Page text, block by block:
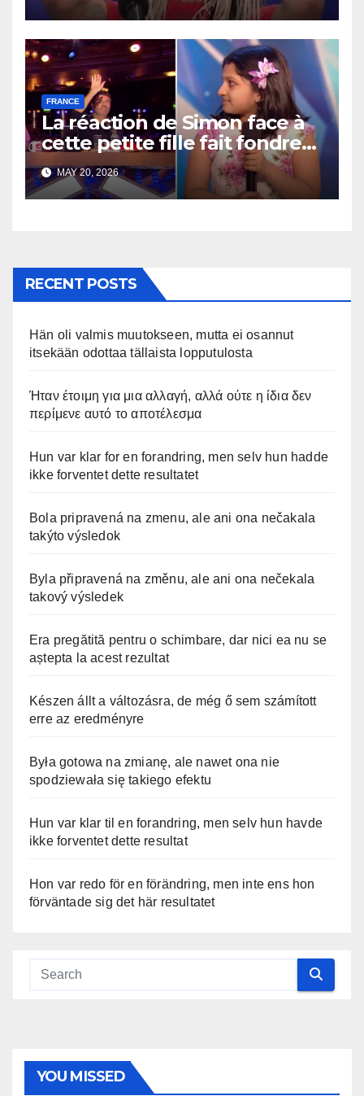
FRANCE
La réaction de Simon face à
cette petite fille fait fondre
les cœurs partout dans le
monde
MAY 20, 2026
RECENT POSTS
Hän oli valmis muutokseen, mutta ei osannut
itsekään odottaa tällaista lopputulosta
Ήταν έτοιμη για μια αλλαγή, αλλά ούτε η ίδια δεν
περίμενε αυτό το αποτέλεσμα
Hun var klar for en forandring, men selv hun hadde
ikke forventet dette resultatet
Bola pripravená na zmenu, ale ani ona nečakala
takýto výsledok
Byla připravená na změnu, ale ani ona nečekala
takový výsledek
Era pregătită pentru o schimbare, dar nici ea nu se
aștepta la acest rezultat
Készen állt a változásra, de még ő sem számított
erre az eredményre
Była gotowa na zmianę, ale nawet ona nie
spodziewała się takiego efektu
Hun var klar til en forandring, men selv hun havde
ikke forventet dette resultat
Hon var redo för en förändring, men inte ens hon
förväntade sig det här resultatet
YOU MISSED